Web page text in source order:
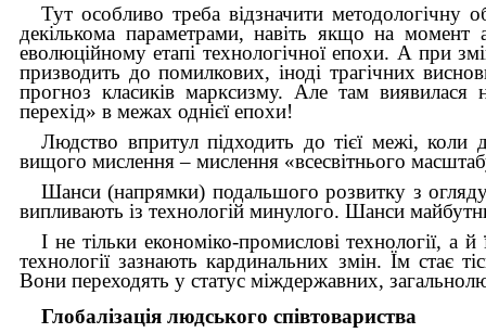
Тут особливо треба відзначити методологічну
декількома параметрами, навіть якщо на момент
еволюційному етапі технологічної епохи. А при
призводить до помилкових, іноді трагічних
прогноз класиків марксизму. Але там виявилася
перехід» в межах однієї епохи!
Людство впритул підходить до тієї межі, коли
вищого мислення – мислення «всесвітнього
Шанси (напрямки) подальшого розвитку з огляду
випливають із технологій минулого. Шанси
І не тільки економіко-промислові технології, а
технології зазнають кардинальних змін. Їм стає
Вони переходять у статус міждержавних,
Глобалізація людського співтовариства